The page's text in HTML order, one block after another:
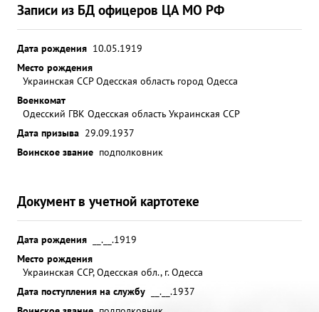
Записи из БД офицеров ЦА МО РФ
Дата рождения 10.05.1919
Место рождения
Украинская ССР Одесская область город Одесса
Военкомат
Одесский ГВК Одесская область Украинская ССР
Дата призыва 29.09.1937
Воинское звание подполковник
Документ в учетной картотеке
Дата рождения
__.__.1919
Место рождения
Украинская ССР, Одесская обл., г. Одесса
Дата поступления на службу
__.__.1937